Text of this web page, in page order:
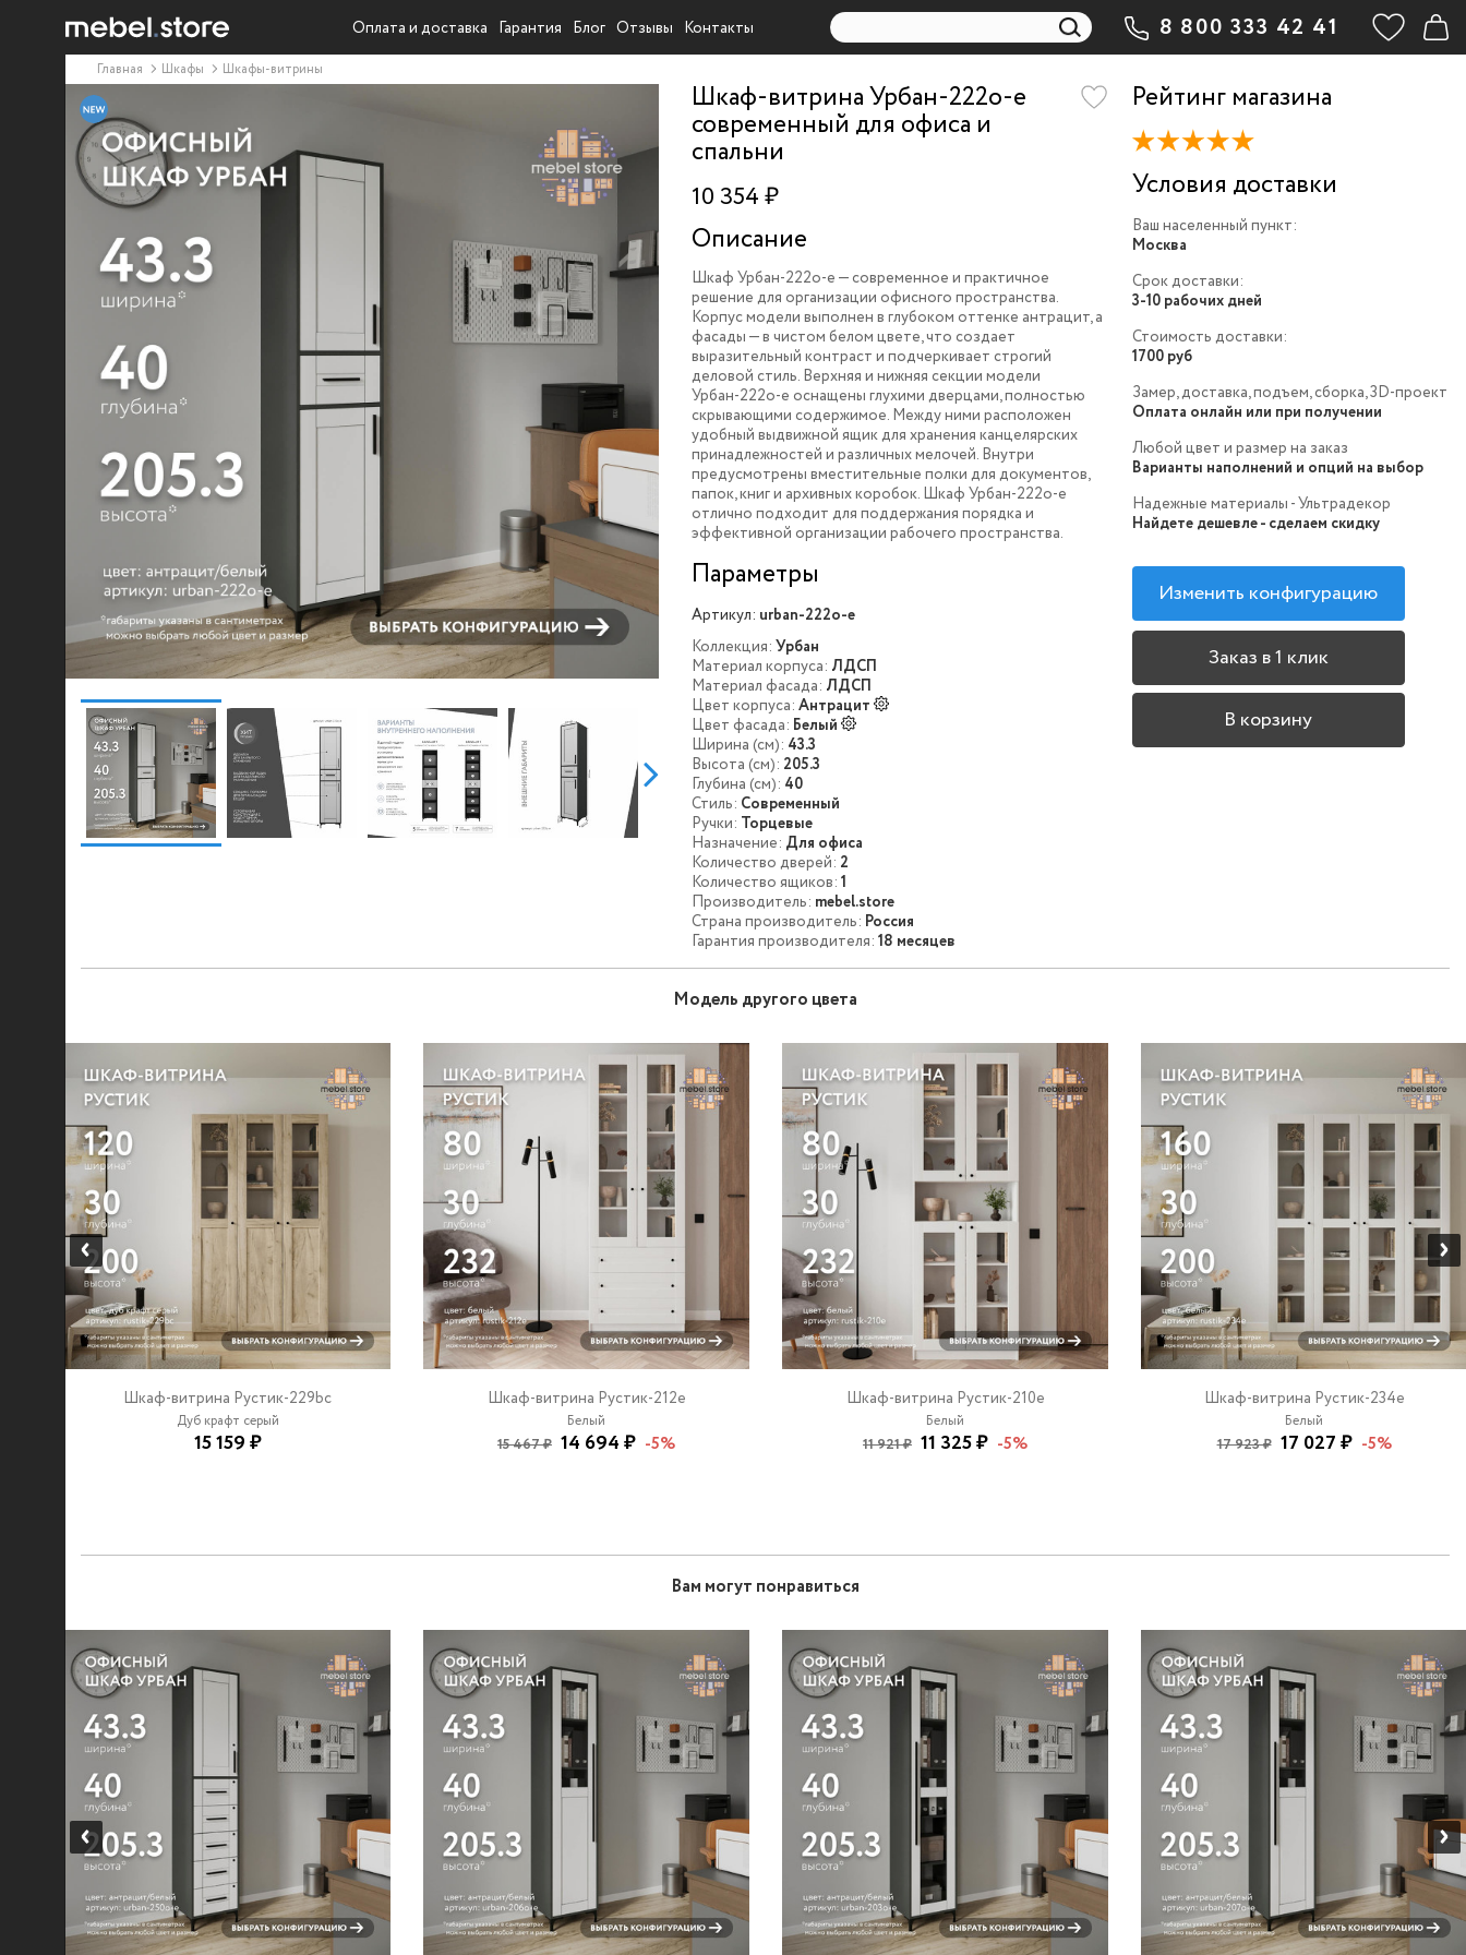
Оплата и доставка Гарантия Блог Отзывы Контакты 8 800 333 42 41
© 2021-2026 mebel.store
Главная Шкафы Шкафы-витрины
Шкаф-витрина Урбан-222o-e
современный для офиса и
спальни
10 354 ₽
Описание
Шкаф Урбан-222o-e — современное и практичное
решение для организации офисного пространства.
Корпус модели выполнен в глубоком оттенке антрацит, а
фасады — в чистом белом цвете, что создает
выразительный контраст и подчеркивает строгий
деловой стиль. Верхняя и нижняя секции модели
Урбан-222o-e оснащены глухими дверцами, полностью
скрывающими содержимое. Между ними расположен
удобный выдвижной ящик для хранения канцелярских
принадлежностей и различных мелочей. Внутри
предусмотрены вместительные полки для документов,
папок, книг и архивных коробок. Шкаф Урбан-222o-e
отлично подходит для поддержания порядка и
эффективной организации рабочего пространства.
Параметры
Артикул: urban-222o-e
Коллекция: Урбан
Материал корпуса: ЛДСП
Материал фасада: ЛДСП
Цвет корпуса: Антрацит
Цвет фасада: Белый
Ширина (см): 43.3
Высота (см): 205.3
Глубина (см): 40
Стиль: Современный
Ручки: Торцевые
Назначение: Для офиса
Количество дверей: 2
Количество ящиков: 1
Производитель: mebel.store
Страна производитель: Россия
Гарантия производителя: 18 месяцев
Рейтинг магазина
Условия доставки
Ваш населенный пункт:
Москва
Срок доставки:
3-10 рабочих дней
Стоимость доставки:
1700 руб
Замер, доставка, подъем, сборка, 3D-проект
Оплата онлайн или при получении
Любой цвет и размер на заказ
Варианты наполнений и опций на выбор
Надежные материалы - Ультрадекор
Найдете дешевле - сделаем скидку
Изменить конфигурацию
Заказ в 1 клик
В корзину
Модель другого цвета
Шкаф-витрина Рустик-229bc
Дуб крафт серый
15 159 ₽
Шкаф-витрина Рустик-212e
Белый
15 467 ₽ 14 694 ₽ -5%
Шкаф-витрина Рустик-210e
Белый
11 921 ₽ 11 325 ₽ -5%
Шкаф-витрина Рустик-234e
Белый
17 923 ₽ 17 027 ₽ -5%
Вам могут понравиться